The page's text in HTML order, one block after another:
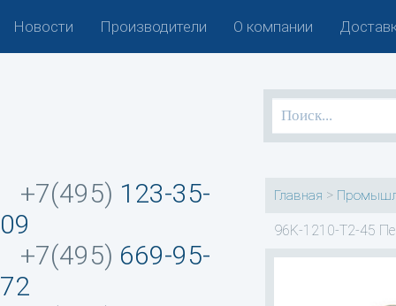
Новости Производители О компании
+7(495) 123-35-
09
+7(495) 669-95-
72
Главная >
96K-1210-T2-45